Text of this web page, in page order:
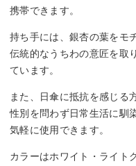
携帯できます。
持ち手には、銀杏の葉をモ
伝統的なうちわの意匠を取
ています。
また、日傘に抵抗を感じる
性別を問わず日常生活に馴
気軽に使用できます。
カラーはホワイト・ライト